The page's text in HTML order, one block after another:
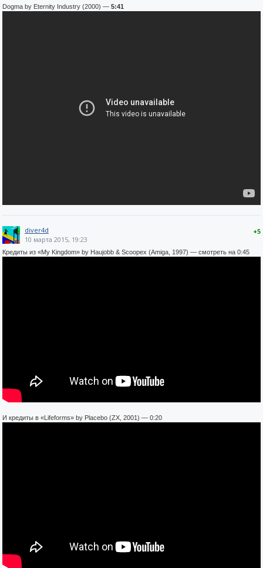
Dogma by Eternity Industry (2000) — 5:41
+5
diver4d
10 марта 2015, 19:23
Кредиты из «My Kingdom» by Haujobb & Scoopex (Amiga, 1997) — смотреть на 0:45
И кредиты в «Lifeforms» by Placebo (ZX, 2001) — 0:20